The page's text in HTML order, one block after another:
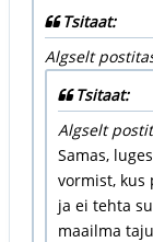
Tsitaat:
Algselt
Tsitaat:
Algselt
Samas,
vormist, kus
ja ei tehta
maailma